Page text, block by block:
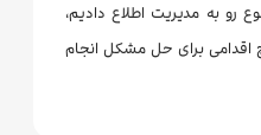
رو به مدیریت اطلاع دادیم،
برای حل مشکل انجام